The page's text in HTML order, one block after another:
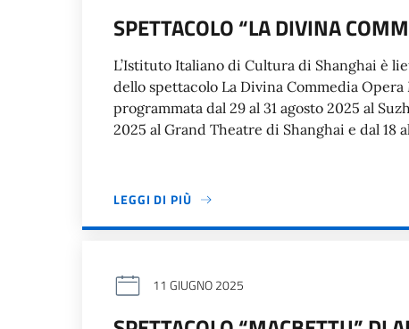
SPETTACOLO “LA DIVINA
L’Istituto Italiano di Cultura di Shanghai è
dello spettacolo La Divina Commedia
programmata dal 29 al 31 agosto 2025 al
2025 al Grand Theatre di Shanghai e dal 18
LEGGI DI PIÙ
11 GIUGNO 2025